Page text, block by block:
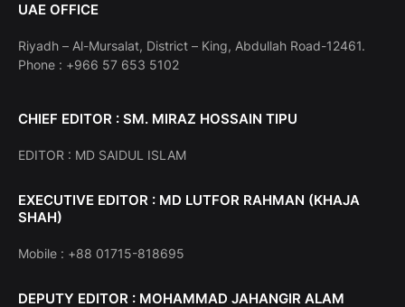
UAE OFFICE
Riyadh – Al-Mursalat, District – King, Abdullah Road-12461.
Phone : +966 57 653 5102
CHIEF EDITOR : SM. MIRAZ HOSSAIN TIPU
EDITOR : MD SAIDUL ISLAM
EXECUTIVE EDITOR : MD LUTFOR RAHMAN (KHAJA
SHAH)
Mobile : +88 01715-818695
DEPUTY EDITOR : MOHAMMAD JAHANGIR ALAM